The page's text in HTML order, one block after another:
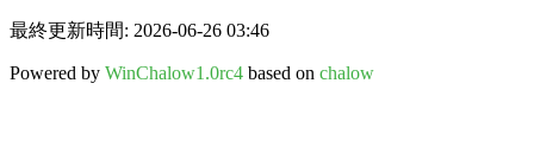
最終更新時間: 2026-06-26 03:46
Powered by WinChalow1.0rc4 based on chalow